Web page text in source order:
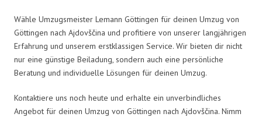
Wähle Umzugsmeister Lemann Göttingen für deinen Umzug von
Göttingen nach Ajdovščina und profitiere von unserer langjährigen
Erfahrung und unserem erstklassigen Service. Wir bieten dir nicht
nur eine günstige Beiladung, sondern auch eine persönliche
Beratung und individuelle Lösungen für deinen Umzug.
Kontaktiere uns noch heute und erhalte ein unverbindliches
Angebot für deinen Umzug von Göttingen nach Ajdovščina. Nimm